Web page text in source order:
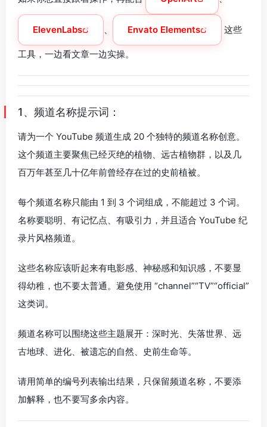
ElevenLabs 、 Envato Elements 这些
工具，一边看文章一边实操。
1、频道名称提示词：
请为一个 YouTube 频道生成 20 个独特的频道名称创意。
这个频道主要聚焦已经灭绝的植物、远古植物群，以及几
百万年甚至几十亿年前曾经存在过的史前植被。
每个频道名称只能由 1 到 3 个词组成，不能超过 3 个词。
名称要聪明、有记忆点、有吸引力，并且适合 YouTube 纪
录片风格频道。
这些名称应该听起来有电影感、神秘感和知识感，不要显
得幼稚，也不要太普通。避免使用 “channel”“TV”“official”
这类词。
频道名称可以围绕这些主题展开：深时光、失落世界、远
古地球、进化、被遗忘的自然、史前生命等。
请用简单的编号列表输出结果，只保留频道名称，不要添
加解释，也不要写多余内容。